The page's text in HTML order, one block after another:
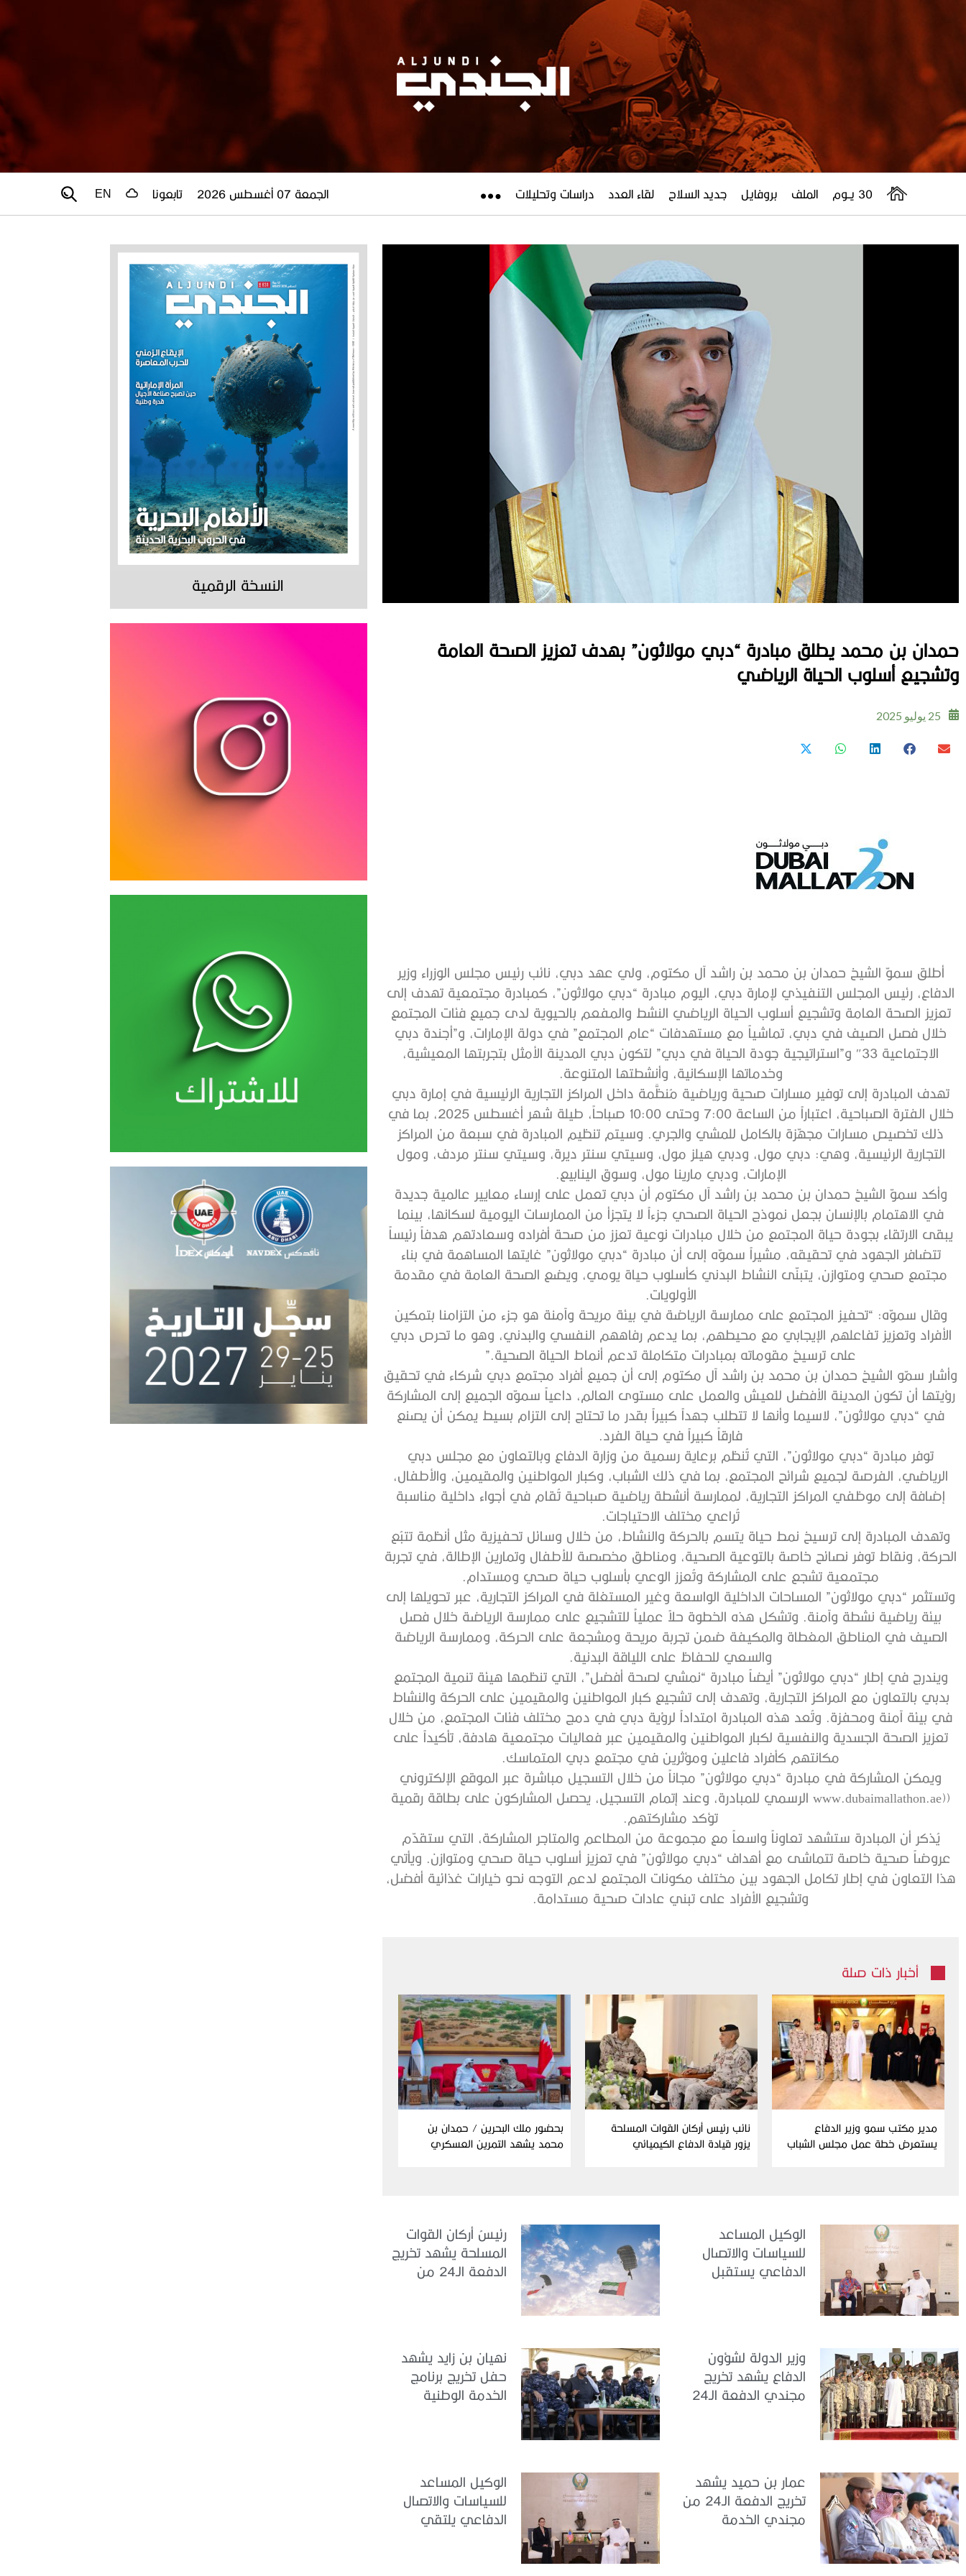
30 يــوم الملف بروفايل جديد السلاح لقاء العدد دراسات وتحليلات الجمعة 07 أغسطس 2026 تابعونا EN
حمدان بن محمد يطلق مبادرة “دبي مولاثون” بهدف تعزيز الصحة العامة
وتشجيع أسلوب الحياة الرياضي
25 يوليو 2025
أطلق سموّ الشيخ حمدان بن محمد بن راشد آل مكتوم، ولي عهد دبي، نائب رئيس مجلس الوزراء وزير
الدفاع، رئيس المجلس التنفيذي لإمارة دبي، اليوم مبادرة “دبي مولاثون”، كمبادرة مجتمعية تهدف إلى
تعزيز الصحة العامة وتشجيع أسلوب الحياة الرياضي النشط والمفعم بالحيوية لدى جميع فئات المجتمع
خلال فصل الصيف في دبي، تماشياً مع مستهدفات “عام المجتمع” في دولة الإمارات، و”أجندة دبي
الاجتماعية 33″ و”استراتيجية جودة الحياة في دبي” لتكون دبي المدينة الأمثل بتجربتها المعيشية،
وخدماتها الإسكانية، وأنشطتها المتنوعة.
تهدف المبادرة إلى توفير مسارات صحية ورياضية مُنظَّمة داخل المراكز التجارية الرئيسية في إمارة دبي
خلال الفترة الصباحية، اعتباراً من الساعة 7:00 وحتى 10:00 صباحاً، طيلة شهر أغسطس 2025، بما في
ذلك تخصيص مسارات مجهّزة بالكامل للمشي والجري. وسيتم تنظيم المبادرة في سبعة من المراكز
التجارية الرئيسية، وهي: دبي مول، ودبي هيلز مول، وسيتي سنتر ديرة، وسيتي سنتر مردف، ومول
الإمارات، ودبي مارينا مول، وسوق الينابيع.
وأكد سموّ الشيخ حمدان بن محمد بن راشد آل مكتوم أن دبي تعمل على إرساء معايير عالمية جديدة
في الاهتمام بالإنسان بجعل نموذج الحياة الصحي جزءاً لا يتجزأ من الممارسات اليومية لسكانها، بينما
يبقى الارتقاء بجودة حياة المجتمع من خلال مبادرات نوعية تعزز من صحة أفراده وسعادتهم هدفاً رئيساً
تتضافر الجهود في تحقيقه، مشيراً سموّه إلى أن مبادرة “دبي مولاثون” غايتها المساهمة في بناء
مجتمع صحي ومتوازن، يتبنّى النشاط البدني كأسلوب حياة يومي، ويضع الصحة العامة في مقدمة
الأولويات.
وقال سموّه: “تحفيز المجتمع على ممارسة الرياضة في بيئة مريحة وآمنة هو جزء من التزامنا بتمكين
الأفراد وتعزيز تفاعلهم الإيجابي مع محيطهم، بما يدعم رفاههم النفسي والبدني، وهو ما تحرص دبي
على ترسيخ مقوماته بمبادرات متكاملة تدعم أنماط الحياة الصحية.”
وأشار سمّو الشيخ حمدان بن محمد بن راشد آل مكتوم إلى أن جميع أفراد مجتمع دبي شركاء في تحقيق
رؤيتها أن تكون المدينة الأفضل للعيش والعمل على مستوى العالم، داعياً سموّه الجميع إلى المشاركة
في “دبي مولاثون”، لاسيما وأنها لا تتطلب جهداً كبيراً بقدر ما تحتاج إلى التزام بسيط يمكن أن يصنع
فارقاً كبيراً في حياة الفرد.
توفر مبادرة “دبي مولاثون”، التي تُنظم برعاية رسمية من وزارة الدفاع وبالتعاون مع مجلس دبي
الرياضي، الفرصة لجميع شرائح المجتمع، بما في ذلك الشباب، وكبار المواطنين والمقيمين، والأطفال،
إضافة إلى موظفي المراكز التجارية، لممارسة أنشطة رياضية صباحية تُقام في أجواء داخلية مناسبة
تُراعي مختلف الاحتياجات.
وتهدف المبادرة إلى ترسيخ نمط حياة يتسم بالحركة والنشاط، من خلال وسائل تحفيزية مثل أنظمة تتبُع
الحركة، ونقاط توفر نصائح خاصة بالتوعية الصحية، ومناطق مخصصة للأطفال وتمارين الإطالة، في تجربة
مجتمعية تشجع على المشاركة وتُعزز الوعي بأسلوب حياة صحي ومستدام.
وتستثمر “دبي مولاثون” المساحات الداخلية الواسعة وغير المستغلة في المراكز التجارية، عبر تحويلها إلى
بيئة رياضية نشطة وآمنة. وتشكل هذه الخطوة حلاً عملياً للتشجيع على ممارسة الرياضة خلال فصل
الصيف في المناطق المغطاة والمكيفة ضمن تجربة مريحة ومشجعة على الحركة، وممارسة الرياضة
والسعي للحفاظ على اللياقة البدنية.
ويندرج في إطار “دبي مولاثون” أيضاً مبادرة “نمشي لصحة أفضل”، التي تنظمها هيئة تنمية المجتمع
بدبي بالتعاون مع المراكز التجارية، وتهدف إلى تشجيع كبار المواطنين والمقيمين على الحركة والنشاط
في بيئة آمنة ومحفزة. وتُعد هذه المبادرة امتداداً لرؤية دبي في دمج مختلف فئات المجتمع، من خلال
تعزيز الصحة الجسدية والنفسية لكبار المواطنين والمقيمين عبر فعاليات مجتمعية هادفة، تأكيداً على
مكانتهم كأفراد فاعلين ومؤثرين في مجتمع دبي المتماسك.
ويمكن المشاركة في مبادرة “دبي مولاثون” مجاناً من خلال التسجيل مباشرة عبر الموقع الإلكتروني
((www.dubaimallathon.ae الرسمي للمبادرة، وعند إتمام التسجيل، يحصل المشاركون على بطاقة رقمية
تؤكد مشاركتهم.
يُذكر أن المبادرة ستشهد تعاوناً واسعاً مع مجموعة من المطاعم والمتاجر المشاركة، التي ستقدّم
عروضاً صحية خاصة تتماشى مع أهداف “دبي مولاثون” في تعزيز أسلوب حياة صحي ومتوازن. ويأتي
هذا التعاون في إطار تكامل الجهود بين مختلف مكونات المجتمع لدعم التوجه نحو خيارات غذائية أفضل،
وتشجيع الأفراد على تبني عادات صحية مستدامة.
أخبار ذات صلة
مدير مكتب سمو وزير الدفاع
يستعرض خطة عمل مجلس الشباب
نائب رئيس أركان القوات المسلحة
يزور قيادة الدفاع الكيميائي
بحضور ملك البحرين / حمدان بن
محمد يشهد التمرين العسكري
الوكيل المساعد
للسياسات والاتصال
الدفاعي يستقبل
رئيسُ أركان القوات
المسلحة يشهد تخريج
الدفعة الـ24 من
وزير الدولة لشؤون
الدفاع يشهد تخريج
مجندي الدفعة الـ24
نهيان بن زايد يشهد
حفل تخريج برنامج
الخدمة الوطنية
عمار بن حميد يشهد
تخريج الدفعة الـ24 من
مجندي الخدمة
الوكيل المساعد
للسياسات والاتصال
الدفاعي يلتقي
النسخة الرقمية